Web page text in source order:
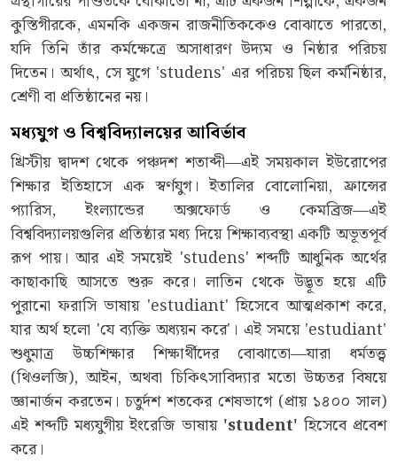
কুস্তিগীরকে, এমনকি একজন রাজনীতিককেও বোঝাতে পারতো,
যদি তিনি তাঁর কর্মক্ষেত্রে অসাধারণ উদ্যম ও নিষ্ঠার পরিচয়
দিতেন। অর্থাৎ, সে যুগে 'studens' এর পরিচয় ছিল কর্মনিষ্ঠার,
শ্রেণী বা প্রতিষ্ঠানের নয়।
মধ্যযুগ ও বিশ্ববিদ্যালয়ের আবির্ভাব
খ্রিস্টীয় দ্বাদশ থেকে পঞ্চদশ শতাব্দী—এই সময়কাল ইউরোপের
শিক্ষার ইতিহাসে এক স্বর্ণযুগ। ইতালির বোলোনিয়া, ফ্রান্সের
প্যারিস, ইংল্যান্ডের অক্সফোর্ড ও কেমব্রিজ—এই
বিশ্ববিদ্যালয়গুলির প্রতিষ্ঠার মধ্য দিয়ে শিক্ষাব্যবস্থা একটি অভূতপূর্ব
রূপ পায়। আর এই সময়েই 'studens' শব্দটি আধুনিক অর্থের
কাছাকাছি আসতে শুরু করে। লাতিন থেকে উদ্ভূত হয়ে এটি
পুরানো ফরাসি ভাষায় 'estudiant' হিসেবে আত্মপ্রকাশ করে,
যার অর্থ হলো 'যে ব্যক্তি অধ্যয়ন করে'। এই সময়ে 'estudiant'
শুধুমাত্র উচ্চশিক্ষার শিক্ষার্থীদের বোঝাতো—যারা ধর্মতত্ত্ব
(থিওলজি), আইন, অথবা চিকিৎসাবিদ্যার মতো উচ্চতর বিষয়ে
জ্ঞানার্জন করতেন। চতুর্দশ শতকের শেষভাগে (প্রায় ১৪০০ সাল)
এই শব্দটি মধ্যযুগীয় ইংরেজি ভাষায় 'student' হিসেবে প্রবেশ
করে।